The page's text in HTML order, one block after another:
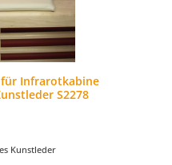
Infrarotkabine
S2278
Kunstleder